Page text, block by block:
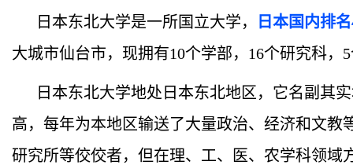
日本东北大学是一所国立大学，
日本国内排
大城市仙台市，现拥有10个学部，16个研究科
日本东北大学地处日本东北地区，它名副其
高，每年为本地区输送了大量政治、经济和文
研究所等佼佼者，但在理、工、医、农学科领域